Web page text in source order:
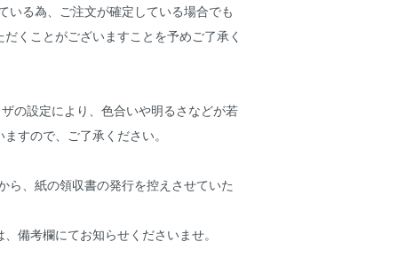
いる為、ご注文が確定している場合でも
くことがございますことを予めご了承く
の設定により、色合いや明るさなどが若
すので、ご了承ください。
ら、紙の領収書の発行を控えさせていた
備考欄にてお知らせくださいませ。